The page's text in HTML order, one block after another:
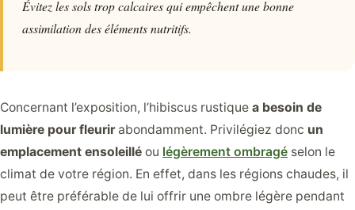
Évitez les sols trop calcaires qui empêchent une bonne
assimilation des éléments nutritifs.
Concernant l’exposition, l’hibiscus rustique a besoin de
lumière pour fleurirabondamment. Privilégiez donc un
emplacement ensoleillé ou légèrement ombragé selon le
climat de votre région. En effet, dans les régions chaudes, il
peut être préférable de lui offrir une ombre légère pendant